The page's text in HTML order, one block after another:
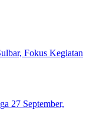
Fokus Kegiatan
27 September,